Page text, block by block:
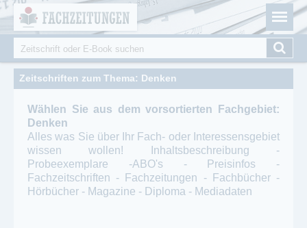
Fachzeitungen.de - Das unabhängige Portal für
Fachmagazine Fachpublikationen & eBooks
Suchformular
Suche
Zeitschriften zum Thema: Denken
Wählen Sie aus dem vorsortierten Fachgebiet:
Denken
Alles was Sie über Ihr Fach- oder Interessensgebiet
wissen wollen! Inhaltsbeschreibung -
Probeexemplare -ABO's - Preisinfos -
Fachzeitschriften - Fachzeitungen - Fachbücher -
Hörbücher - Magazine - Diploma - Mediadaten
Cookie-Einstellungen